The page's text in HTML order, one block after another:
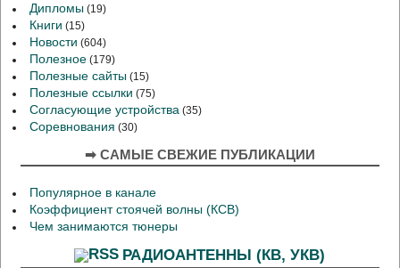
Дипломы (19)
Книги (15)
Новости (604)
Полезное (179)
Полезные сайты (15)
Полезные ссылки (75)
Согласующие устройства (35)
Соревнования (30)
➡ САМЫЕ СВЕЖИЕ ПУБЛИКАЦИИ
Популярное в канале
Коэффициент стоячей волны (КСВ)
Чем занимаются тюнеры
РАДИОАНТЕННЫ (КВ, УКВ)